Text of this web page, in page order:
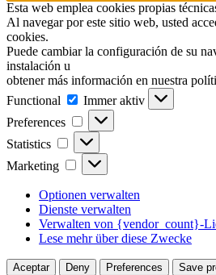
Esta web emplea cookies propias
Al navegar por este sitio web, usted
cookies.
Puede cambiar la configuración de su
instalación u
obtener más información en nuestra
Functional
Functional
Immer aktiv
Preferences
Preferences
Statistics Statistics
Marketing Marketing
Optionen verwalten
Dienste verwalten
Verwalten von {vendor_count}-
Lese mehr über diese Zwecke
Aceptar Deny Preferences Save